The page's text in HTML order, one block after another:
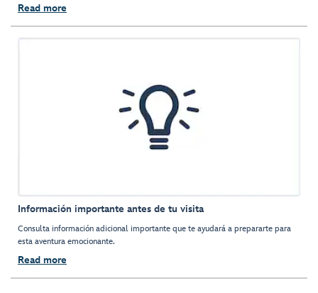
Read more
Información importante antes de tu visita
Consulta información adicional importante que te ayudará a prepararte para
esta aventura emocionante.
Read more